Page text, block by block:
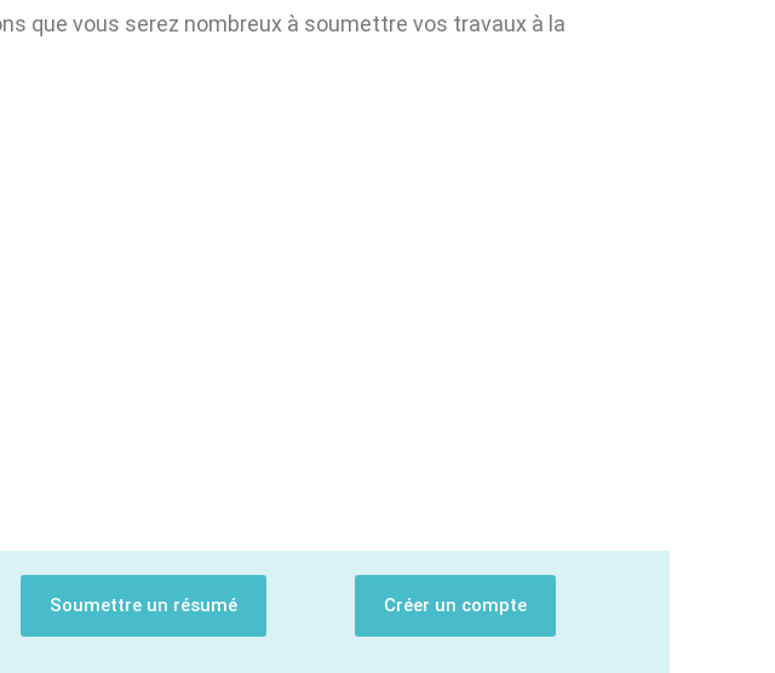
que vous serez nombreux à soumettre vos travaux à la
Soumettre un résumé Créer un compte